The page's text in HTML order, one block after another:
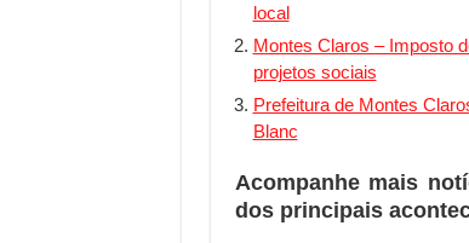
local
Montes Claros – Imposto
projetos sociais
Prefeitura de Montes
Blanc
Acompanhe mais
dos principais